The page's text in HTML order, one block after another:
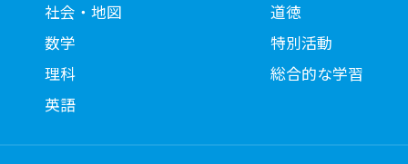
社会・地図
数学
理科
英語
道徳
特別活動
総合的な学習